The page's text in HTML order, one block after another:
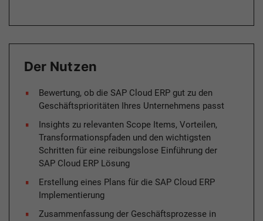
Der Nutzen
Bewertung, ob die SAP Cloud ERP gut zu den
Geschäftsprioritäten Ihres Unternehmens passt
Insights zu relevanten Scope Items, Vorteilen,
Transformationspfaden und den wichtigsten
Schritten für eine reibungslose Einführung der
SAP Cloud ERP Lösung
Erstellung eines Plans für die SAP Cloud ERP
Implementierung
Zusammenfassung der Geschäftsprozesse in